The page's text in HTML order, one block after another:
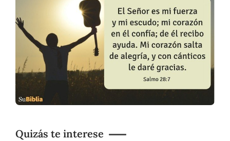
Quizás te interese